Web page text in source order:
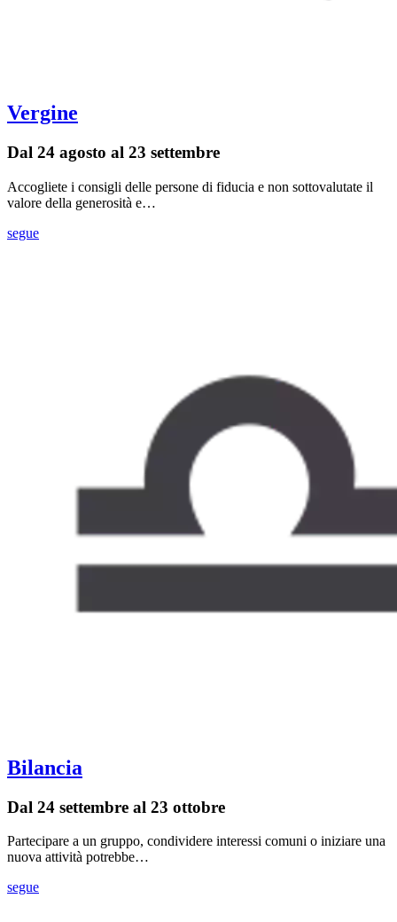
Vergine
Dal 24 agosto al 23 settembre
Accogliete i consigli delle persone di fiducia e non sottovalutate il
valore della generosità e…
segue
Bilancia
Dal 24 settembre al 23 ottobre
Partecipare a un gruppo, condividere interessi comuni o iniziare una
nuova attività potrebbe…
segue